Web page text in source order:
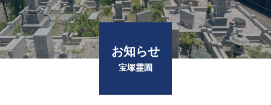
お知らせ
宝塚霊園